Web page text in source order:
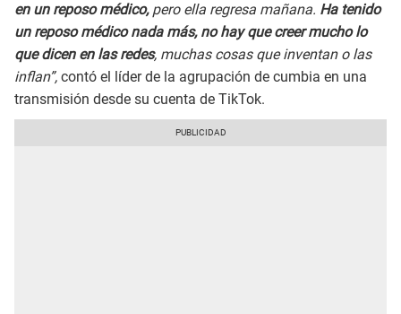
en un reposo médico,pero ella regresa mañana. Ha tenido
un reposo médico nada más, no hay que creer mucho lo
que dicen en las redes, muchas cosas que inventan o las
inflan”, contó el líder de la agrupación de cumbia en una
transmisión desde su cuenta de TikTok.